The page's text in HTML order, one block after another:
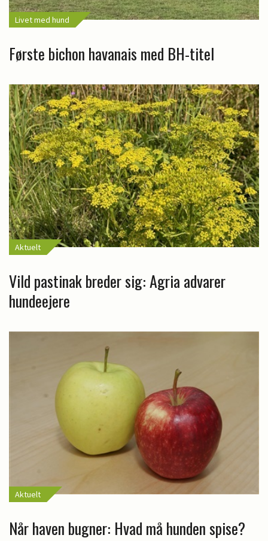
Livet med hund
Første bichon havanais med BH-titel
Aktuelt
Vild pastinak breder sig: Agria advarer
hundeejere
Aktuelt
Når haven bugner: Hvad må hunden spise?